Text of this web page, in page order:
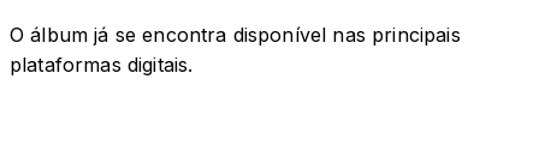
O álbum já se encontra disponível nas principais
plataformas digitais.